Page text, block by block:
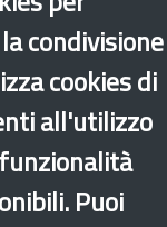
condivisione
cookies di
all'utilizzo
Puoi